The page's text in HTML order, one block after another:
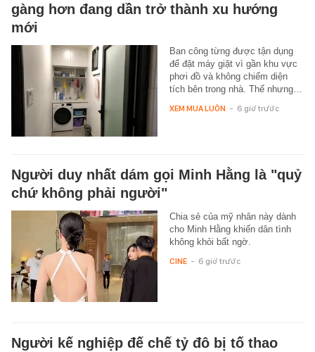
gàng hơn đang dần trở thành xu hướng
mới
Ban công từng được tận dụng
để đặt máy giặt vì gần khu vực
phơi đồ và không chiếm diện
tích bên trong nhà. Thế nhưng…
XEM MUA LUÔN - 6 giờ trước
Người duy nhất dám gọi Minh Hằng là "quỷ
chứ không phải người"
Chia sẻ của mỹ nhân này dành
cho Minh Hằng khiến dân tình
không khỏi bất ngờ.
CINE - 6 giờ trước
Người kế nghiệp đế chế tỷ đô bị tố thao